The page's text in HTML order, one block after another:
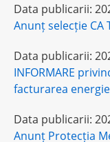
Data publicarii:
Anunț selecție CA
Data publicarii:
INFORMARE
facturarea
Data publicarii:
Anunț Protecția